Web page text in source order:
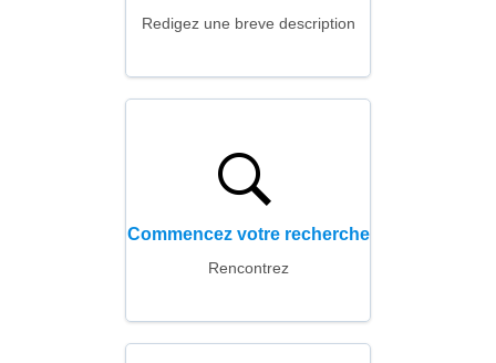
Redigez une breve description
Commencez votre recherche
Rencontrez